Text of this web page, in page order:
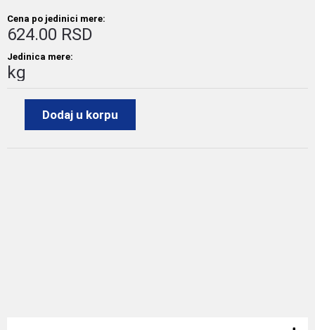
Cena po jedinici mere:
624.00 RSD
Jedinica mere:
kg
Dodaj u korpu